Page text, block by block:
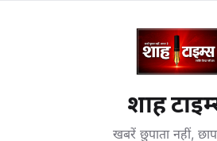
शाह
खबरें छुपाता नहीं,